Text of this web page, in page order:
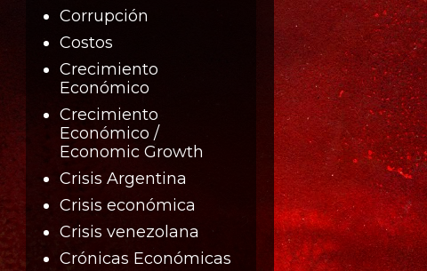
Corrupción
Costos
Crecimiento
Económico
Crecimiento
Económico /
Economic Growth
Crisis Argentina
Crisis económica
Crisis venezolana
Crónicas Económicas